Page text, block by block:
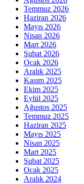
Temmuz 2026
Haziran 2026
Mayıs 2026
Nisan 2026
Mart 2026
Şubat 2026
Ocak 2026
Aralık 2025
Kasım 2025
Ekim 2025
Eylül 2025
Ağustos 2025
Temmuz 2025
Haziran 2025
Mayıs 2025
Nisan 2025
Mart 2025
Şubat 2025
Ocak 2025
Aralık 2024